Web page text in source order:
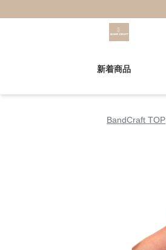
新着商品
BandCraft TOP